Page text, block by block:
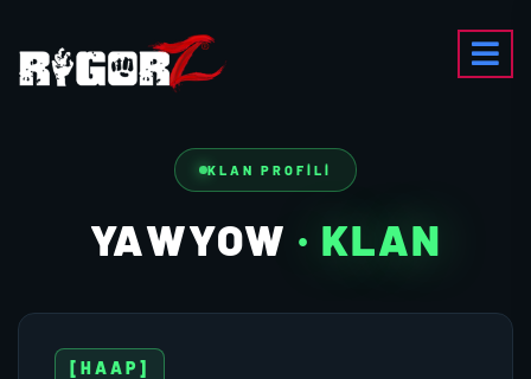
KLAN PROFILI
YAWYOW · KLAN
[HAAP]